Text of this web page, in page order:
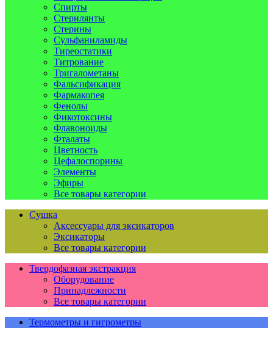
Спирты
Стерилянты
Стерины
Сульфаниламиды
Тиреостатики
Титрование
Тригалометаны
Фальсификация
Фармакопея
Фенолы
Фикотоксины
Флавоноиды
Фталаты
Цветность
Цефалоспорины
Элементы
Эфиры
Все товары категории
Сушка
Аксессуары для эксикаторов
Эксикаторы
Все товары категории
Твердофазная экстракция
Оборудование
Принадлежности
Все товары категории
Термометры и гигрометры